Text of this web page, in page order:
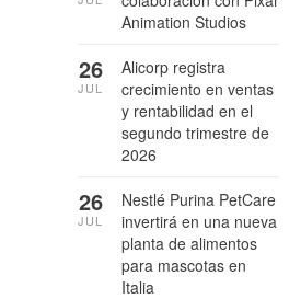
Animation Studios
Alicorp registra
crecimiento en ventas
y rentabilidad en el
segundo trimestre de
2026
26
JUL
Nestlé Purina PetCare
invertirá en una nueva
planta de alimentos
para mascotas en
Italia
26
JUL